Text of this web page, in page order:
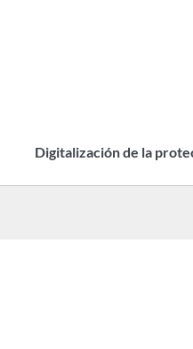
Digitalización de la